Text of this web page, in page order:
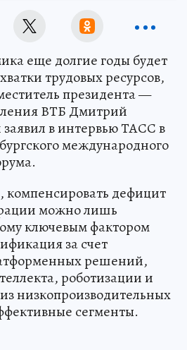
еще долгие годы будет
трудовых ресурсов,
президента —
ВТБ Дмитрий
в интервью ТАСС в
международного
компенсировать дефицит
можно лишь
ключевым фактором
за счет
решений,
роботизации и
низкопроизводительных
сегменты.